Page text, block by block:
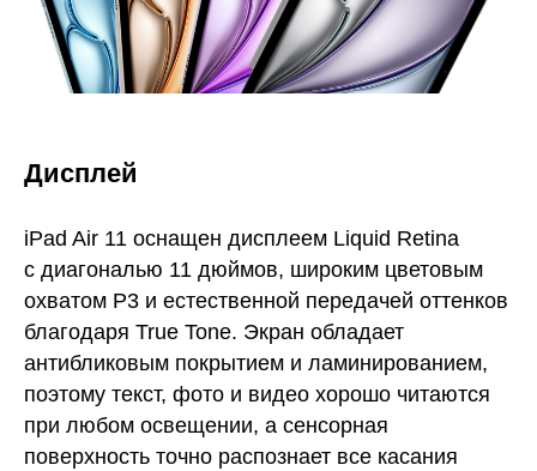
Дисплей
iPad Air 11 оснащен дисплеем Liquid Retina
с диагональю 11 дюймов, широким цветовым
охватом P3 и естественной передачей оттенков
благодаря True Tone. Экран обладает
антибликовым покрытием и ламинированием,
поэтому текст, фото и видео хорошо читаются
при любом освещении, а сенсорная
поверхность точно распознает все касания